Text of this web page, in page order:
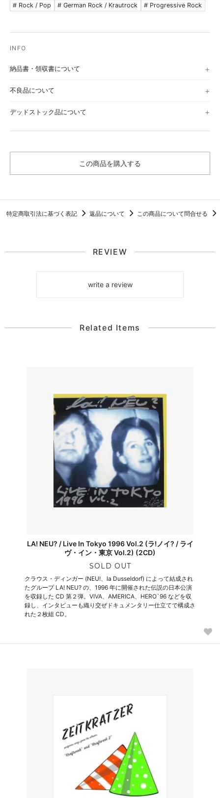
# Rock / Pop # German Rock / Krautrock # Progressive Rock
納品書・領収書について
不良品について
デッドストック品について
この商品を購入する
特定商取引法に基づく表記 返品について この商品について問合せる
REVIEW
write a review
Related Items
LA! NEU? / Live In Tokyo 1996 Vol.2 (ラ!ノイ? / ライ
ヴ・イン・東京 Vol.2) (2CD)
SOLD OUT
クラウス・ディンガー (NEU!、la Dusseldorf) によって結成され
たグループ LA! NEU? の、1996 年に開催された伝説の日本公演
を収録した CD 第２弾。VIVA、AMERICA、HERO`96 などを収
録し、インタビューも織り交ぜドキュメンタリー仕立てで構成さ
れた２枚組 CD。